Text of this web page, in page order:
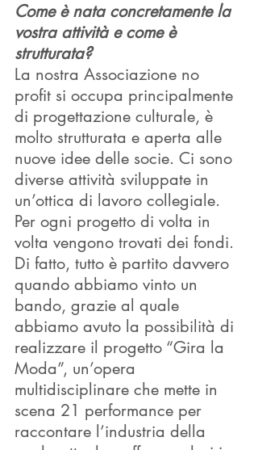
Come è nata concretamente la
vostra attività e come è
strutturata?
La nostra Associazione no
profit si occupa principalmente
di progettazione culturale, è
molto strutturata e aperta alle
nuove idee delle socie. Ci sono
diverse attività sviluppate in
un’ottica di lavoro collegiale.
Per ogni progetto di volta in
volta vengono trovati dei fondi.
Di fatto, tutto è partito davvero
quando abbiamo vinto un
bando, grazie al quale
abbiamo avuto la possibilità di
realizzare il progetto “Gira la
Moda”, un’opera
multidisciplinare che mette in
scena 21 performance per
raccontare l’industria della